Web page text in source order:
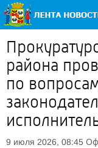
района
по
9 июля 2026, 08:45